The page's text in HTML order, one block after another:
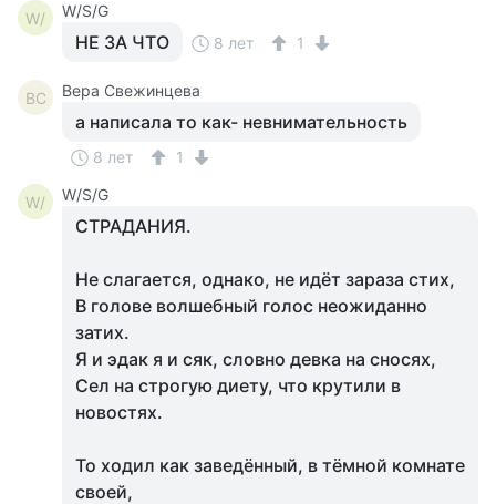
W/ W/S/G
НЕ ЗА ЧТО 8 лет 1
ВС Вера Свежинцева
а написала то как- невнимательность
8 лет 1
W/ W/S/G
СТРАДАНИЯ.
Не слагается, однако, не идёт зараза стих,
В голове волшебный голос неожиданно
затих.
Я и эдак я и сяк, словно девка на сносях,
Сел на строгую диету, что крутили в
новостях.
То ходил как заведённый, в тёмной комнате
своей,